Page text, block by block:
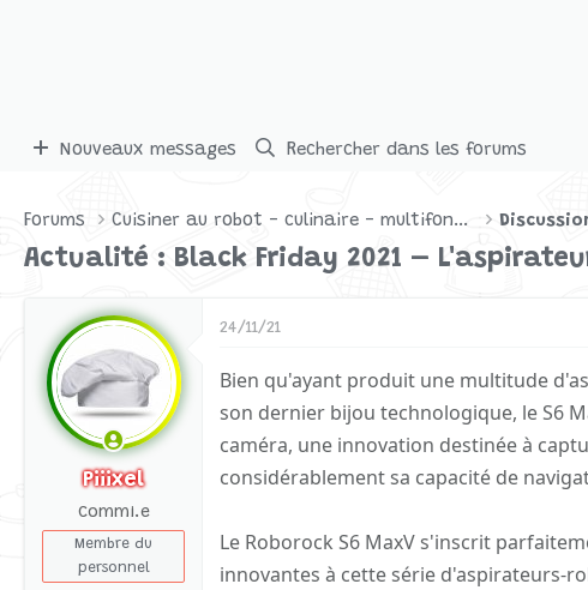
Nouveaux messages Rechercher dans les forums
Forums Cuisiner au robot - culinaire - multifonctions
Actualité : Black Friday 2021 –
Piiixel
Commi.e
Membre du
personnel
24/11/21
Bien qu'ayant produit une multitude
son dernier bijou technologique, le S6
caméra, une innovation destinée à
considérablement sa capacité de
Le Roborock S6 MaxV s'inscrit
innovantes à cette série d'aspirateurs-